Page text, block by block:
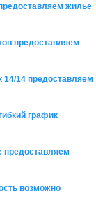
жилье
предоставляем
14/14 предоставляем
график
возможно